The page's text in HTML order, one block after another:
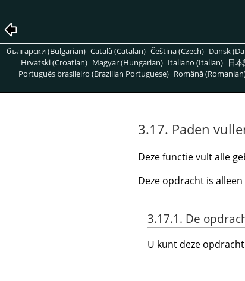
български (Bulgarian) Català (Catalan) Čeština (Czech) Dansk
Hrvatski (Croatian) Magyar (Hungarian) Italiano (Italian) 日
Português brasileiro (Brazilian Portuguese) Română
3.17. Paden
Deze functie vult alle
Deze opdracht is
3.17.1. De
U kunt deze